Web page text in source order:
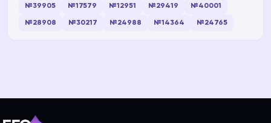
№39905 №17579 №12951 №29419 №40001
№28908 №30217 №24988 №14364 №24765